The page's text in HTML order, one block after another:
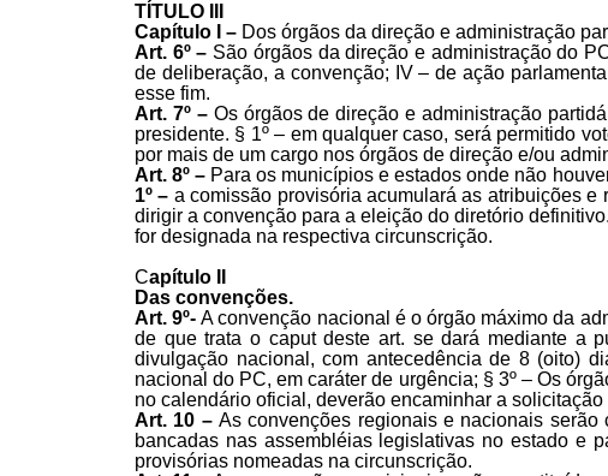
TÍTULO III
Capítulo I – Dos órgãos da direção e administração
Art. 6º – São órgãos da direção e administração do
de deliberação, a convenção; IV – de ação
esse fim.
Art. 7º – Os órgãos de direção e administração
presidente. § 1º – em qualquer caso, será permitido
por mais de um cargo nos órgãos de direção e/ou
Art. 8º – Para os municípios e estados onde não
1º – a comissão provisória acumulará as atribuições
dirigir a convenção para a eleição do diretório
for designada na respectiva circunscrição.
Capítulo II
Das convenções.
Art. 9º- A convenção nacional é o órgão máximo da
de que trata o caput deste art. se dará mediante a
divulgação nacional, com antecedência de 8 (oito)
nacional do PC, em caráter de urgência; § 3º – Os
no calendário oficial, deverão encaminhar a
Art. 10 – As convenções regionais e nacionais
bancadas nas assembléias legislativas no estado e
provisórias nomeadas na circunscrição.